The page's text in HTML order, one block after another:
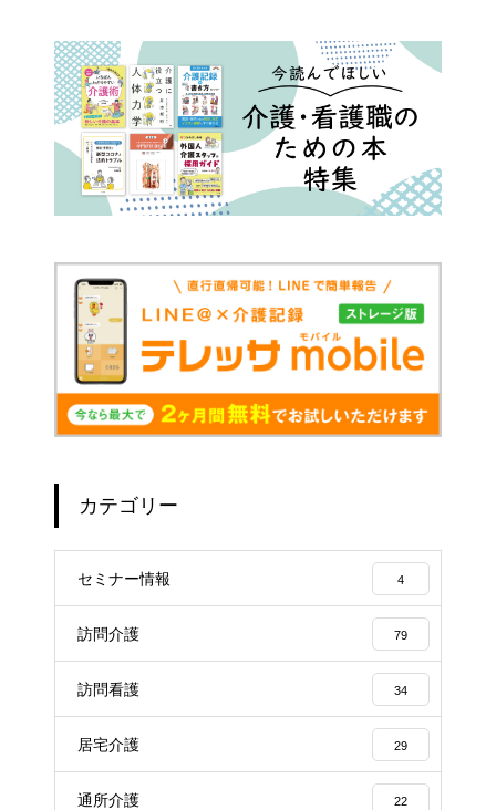
カテゴリー
セミナー情報 4
訪問介護 79
訪問看護 34
居宅介護 29
通所介護 22